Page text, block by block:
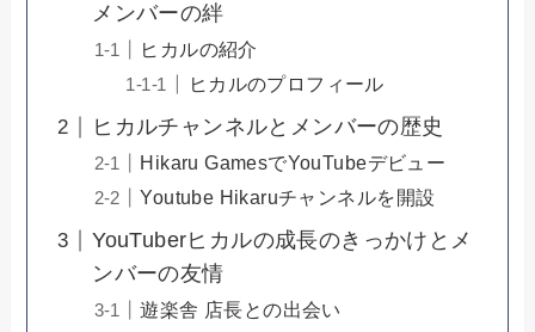
メンバーの絆
ヒカルの紹介
ヒカルのプロフィール
ヒカルチャンネルとメンバーの歴史
Hikaru GamesでYouTubeデビュー
Youtube Hikaruチャンネルを開設
YouTuberヒカルの成長のきっかけとメ
ンバーの友情
遊楽舎 店長との出会い